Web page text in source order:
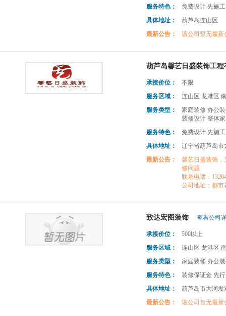
服务特色：
免费设计 先施
具体地址：
葫芦岛连山区
最新公告：
该公司暂无最新
葫芦岛馨艺日盛装饰工程
承接价位：
不限
服务区域：
连山区 龙港区
服务类型：
家庭装修 办公
装修设计 整体
服务特色：
免费设计 先施
具体地址：
辽宁省葫芦岛市
最新公告：
馨艺日盛装饰，
修问题
联系电话：
公司地址：都市
致达宏图装饰 查看公司
承接价位：
500以上
服务区域：
连山区 龙港区
服务类型：
家庭装修 办公
服务特色：
装修保证金 先
具体地址：
葫芦岛市大润发
最新公告：
该公司暂无最新